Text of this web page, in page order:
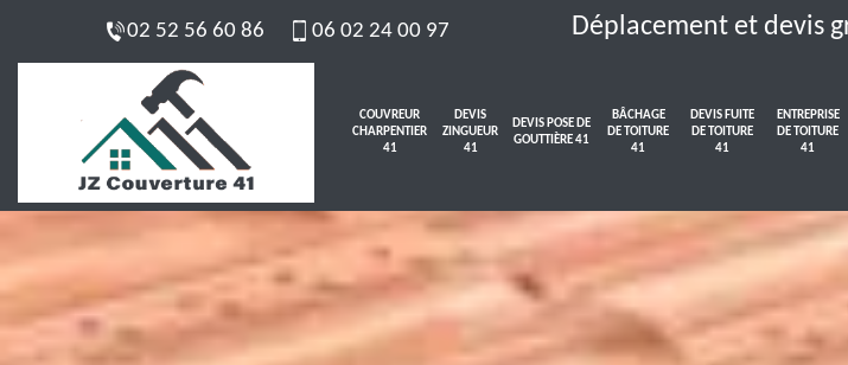
02 52 56 60 86 06 02 24 00 97 Déplacement et devis
COUVREUR
CHARPENTIER
41
DEVIS
ZINGUEUR
41
DEVIS POSE DE
GOUTTIÈRE 41
BÂCHAGE
DE TOITURE
41
DEVIS FUITE
DE TOITURE
41
ENTREPRISE
DE TOITURE
41